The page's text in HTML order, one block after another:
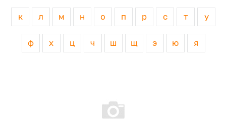
к л м н о п р с т у
ф х ц ч ш щ э ю я